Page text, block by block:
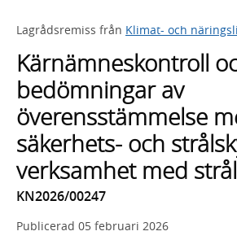
Lagrådsremiss från Klimat- och
Kärnämneskontroll
bedömningar av
överensstämmelse
säkerhets- och
verksamhet med
KN2026/00247
Publicerad 05 februari 2026